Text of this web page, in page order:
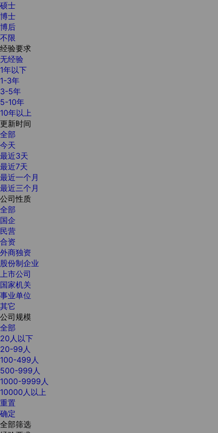
硕士
博士
博后
不限
经验要求
无经验
1年以下
1-3年
3-5年
5-10年
10年以上
更新时间
全部
今天
最近3天
最近7天
最近一个月
最近三个月
公司性质
全部
国企
民营
合资
外商独资
股份制企业
上市公司
国家机关
事业单位
其它
公司规模
全部
20人以下
20-99人
100-499人
500-999人
1000-9999人
10000人以上
重置
确定
全部筛选